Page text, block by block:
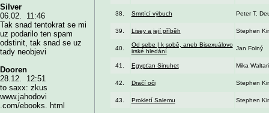
38. Smrtící výbuch Peter T.
39. Lisey a její příběh Stephen
40.
Od sebe | k sobě, aneb Bisexuálovo
irské hledání
Jan Folný
41. Egypťan Sinuhet Mika Waltari
42. Dračí oči Stephen
43. Prokletí Salemu Stephen
Silver
06.02. 11:46
Tak snad tentokrat se mi
uz podarilo ten spam
odstinit, tak snad se uz
tady neobjevi
Dooren
28.12. 12:51
to saxx: zkus
www.jahodovi
.com/ebooks. html